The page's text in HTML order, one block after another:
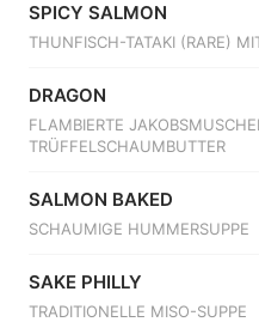
SPICY SALMON
THUNFISCH-TATAKI (RARE)
DRAGON
FLAMBIERTE
TRÜFFELSCHAUMBUTTER
SALMON BAKED
SCHAUMIGE HUMMERSUPPE
SAKE PHILLY
TRADITIONELLE MISO-SUPPE